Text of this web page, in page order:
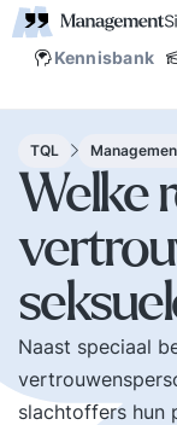
Kennisbank
TQL
Welke
Naast speciaal
slachtoffers hun